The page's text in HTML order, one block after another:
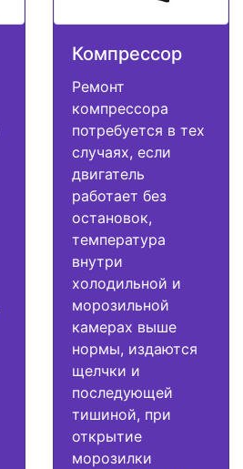
Компрессор
Ремонт
компрессора
потребуется в тех
случаях, если
двигатель
работает без
остановок,
температура
внутри
холодильной и
морозильной
камерах выше
нормы, издаются
щелчки и
последующей
тишиной, при
открытие
морозилки